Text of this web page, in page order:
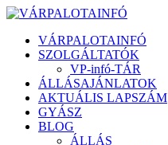
VÁRPALOTAINFÓ
SZOLGÁLTATÓK
VP-infó-TÁR
ÁLLÁSAJÁNLATOK
AKTUÁLIS LAPSZÁM
GYÁSZ
BLOG
ÁLLÁS